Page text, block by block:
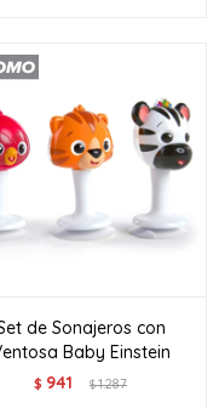
de Sonajeros con
Baby Einstein
$ 941 $1.287